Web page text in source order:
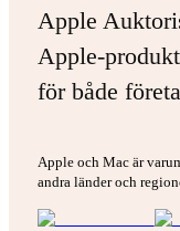
Apple
Apple-
för både
Apple och Mac är
andra länder och